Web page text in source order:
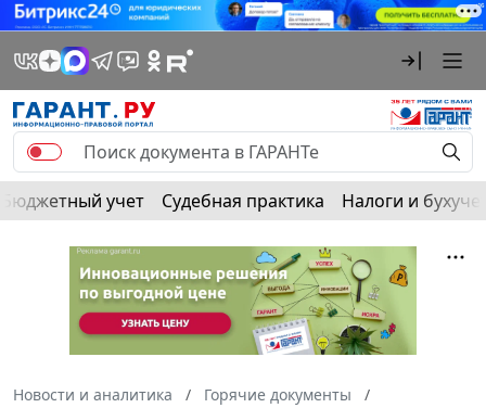
Бюджетный учет Судебная практика Налоги и
Новости и аналитика
Горячие документы